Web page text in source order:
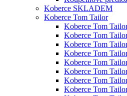
Koberce SKLADEM
Koberce Tom Tailor
Koberce Tom
Koberce Tom
Koberce Tom
Koberce Tom
Koberce Tom
Koberce Tom
Koberce Tom
Koberce Tom